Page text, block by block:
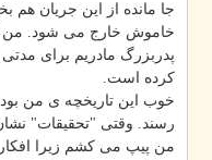
جا مانده از این جریان هم
خاموش خارج می شود. من کمتر
پدربزرگ مادریم برای مدتی
کرده است.
خوب این تاریخچه ی من بود.
رسند. وقتی "تحقیقات" نشان
من پیپ می کشم زیرا افکار